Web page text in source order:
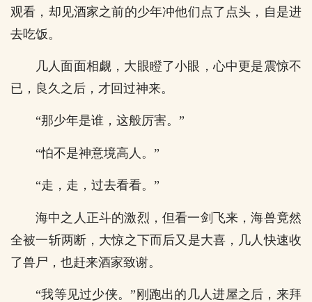
观看，却见酒家之前的少年冲他们点了点头，自是进
去吃饭。
几人面面相觑，大眼瞪了小眼，心中更是震惊不
已，良久之后，才回过神来。
“那少年是谁，这般厉害。”
“怕不是神意境高人。”
“走，走，过去看看。”
海中之人正斗的激烈，但看一剑飞来，海兽竟然
全被一斩两断，大惊之下而后又是大喜，几人快速收
了兽尸，也赶来酒家致谢。
“我等见过少侠。”刚跑出的几人进屋之后，来拜